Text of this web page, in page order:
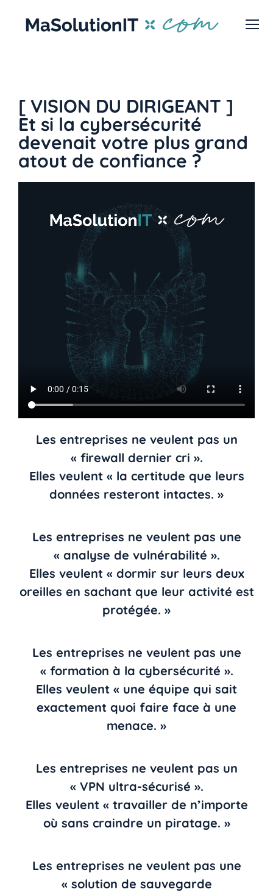
[ VISION DU DIRIGEANT ]
Et si la cybersécurité
devenait votre plus grand
atout de confiance ?
Les entreprises ne veulent pas un
« firewall dernier cri ».
Elles veulent « la certitude que leurs
données resteront intactes. »
Les entreprises ne veulent pas une
« analyse de vulnérabilité ».
Elles veulent « dormir sur leurs deux
oreilles en sachant que leur activité est
protégée. »
Les entreprises ne veulent pas une
« formation à la cybersécurité ».
Elles veulent « une équipe qui sait
exactement quoi faire face à une
menace. »
Les entreprises ne veulent pas un
« VPN ultra-sécurisé ».
Elles veulent « travailler de n’importe
où sans craindre un piratage. »
Les entreprises ne veulent pas une
« solution de sauvegarde